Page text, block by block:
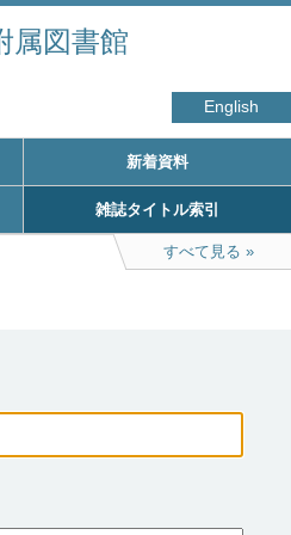
属図書館
English
新着資料
雑誌タイトル索引
すべて見る